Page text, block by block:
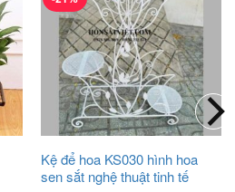
Kệ để hoa KS030 hình hoa
sen sắt nghệ thuật tinh tế